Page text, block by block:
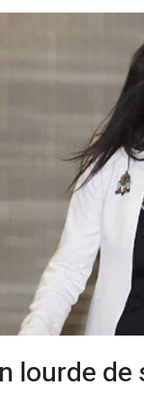
lourde de